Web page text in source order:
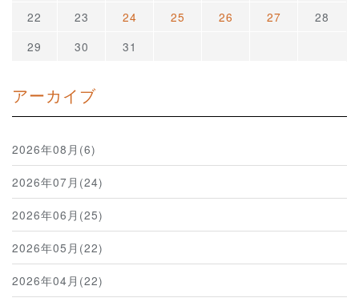
22
23 24 25 26 27
28
29
30 31
アーカイブ
2026年08月(6)
2026年07月(24)
2026年06月(25)
2026年05月(22)
2026年04月(22)